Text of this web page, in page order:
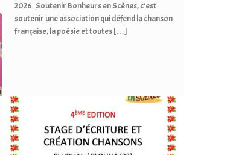
2026 Soutenir Bonheurs en Scènes, c’est
soutenir une association qui défend la chanson
française, la poésie et toutes […]